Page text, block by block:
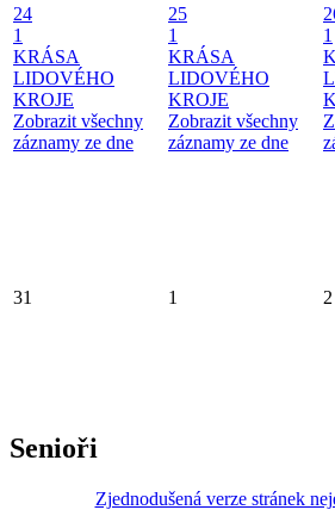
24
1
KRÁSA
LIDOVÉHO
KROJE
Zobrazit všechny
záznamy ze dne
25
1
KRÁSA
LIDOVÉHO
KROJE
Zobrazit všechny
záznamy ze dne
1
31 1 2
Senioři
Zjednodušená verze stránek